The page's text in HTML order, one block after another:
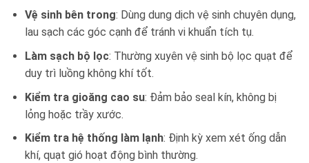
Vệ sinh bên trong: Dùng dung dịch vệ sinh chuyên dụng,
lau sạch các góc cạnh để tránh vi khuẩn tích tụ.
Làm sạch bộ lọc: Thường xuyên vệ sinh bộ lọc quạt để
duy trì luồng không khí tốt.
Kiểm tra gioăng cao su: Đảm bảo seal kín, không bị
lỏng hoặc trầy xước.
Kiểm tra hệ thống làm lạnh: Định kỳ xem xét ống dẫn
khí, quạt gió hoạt động bình thường.